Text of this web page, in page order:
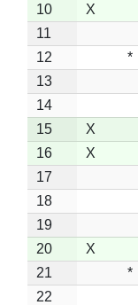
10
X
11
12
*
13
14
15
X
16
X
17
18
19
20
X
21
*
22